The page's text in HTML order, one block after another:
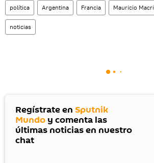
política Argentina Francia Mauricio Macri
noticias
Regístrate en Sputnik
Mundo y comenta las
últimas noticias en nuestro
chat